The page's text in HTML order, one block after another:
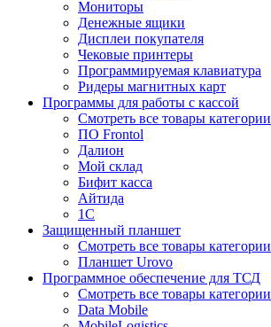
Мониторы
Денежные ящики
Дисплеи покупателя
Чековые принтеры
Программируемая клавиатура
Ридеры магнитных карт
Программы для работы с кассой
Смотреть все товары категории
ПО Frontol
Далион
Мой склад
Бифит касса
Айтида
1С
Защищенный планшет
Смотреть все товары категории
Планшет Urovo
Программное обеспечение для ТСД
Смотреть все товары категории
Data Mobile